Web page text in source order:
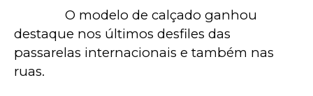
O modelo de calçado ganhou
destaque nos últimos desfiles das
passarelas internacionais e também nas
ruas.